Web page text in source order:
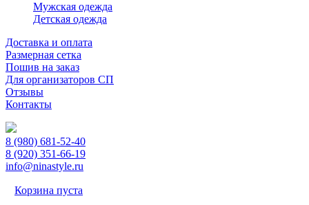
Мужская одежда
Детская одежда
Доставка и оплата
Размерная сетка
Пошив на заказ
Для организаторов СП
Отзывы
Контакты
8 (980) 681-52-40
8 (920) 351-66-19
info@ninastyle.ru
Корзина пуста